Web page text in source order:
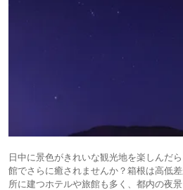
日中に景色がきれいな観光地を楽しんだ
館でさらに癒されませんか？箱根は高低
所に建つホテルや旅館も多く、都内の夜